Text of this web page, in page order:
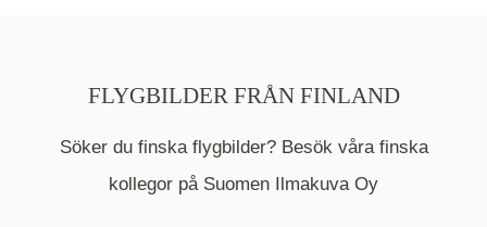
Mappen är en medelpunkt över fotat område och
kommer nu visa de fastigheter som finns just här.
FLYGBILDER FRÅN FINLAND
Söker du finska flygbilder? Besök våra finska
kollegor på Suomen Ilmakuva Oy